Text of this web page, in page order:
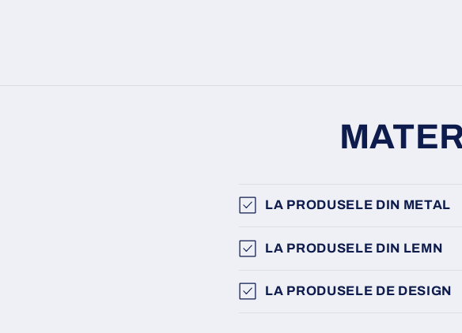
LA PRODUSELE DIN METAL
LA PRODUSELE DIN LEMN
LA PRODUSELE DE DESIGN